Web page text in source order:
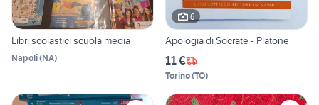
Libri scolastici scuola media
Napoli(NA)
6
Apologia di Socrate - Platone
11 €
Torino(TO)